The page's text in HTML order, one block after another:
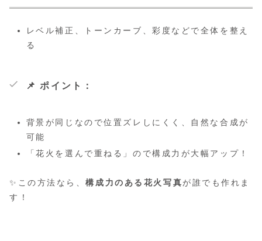
レベル補正、トーンカーブ、彩度などで全体を整え
る
📌ポイント：
背景が同じなので位置ズレしにくく、自然な合成が
可能
「花火を選んで重ねる」ので構成力が大幅アップ！
✨この方法なら、構成力のある花火写真が誰でも作れま
す！